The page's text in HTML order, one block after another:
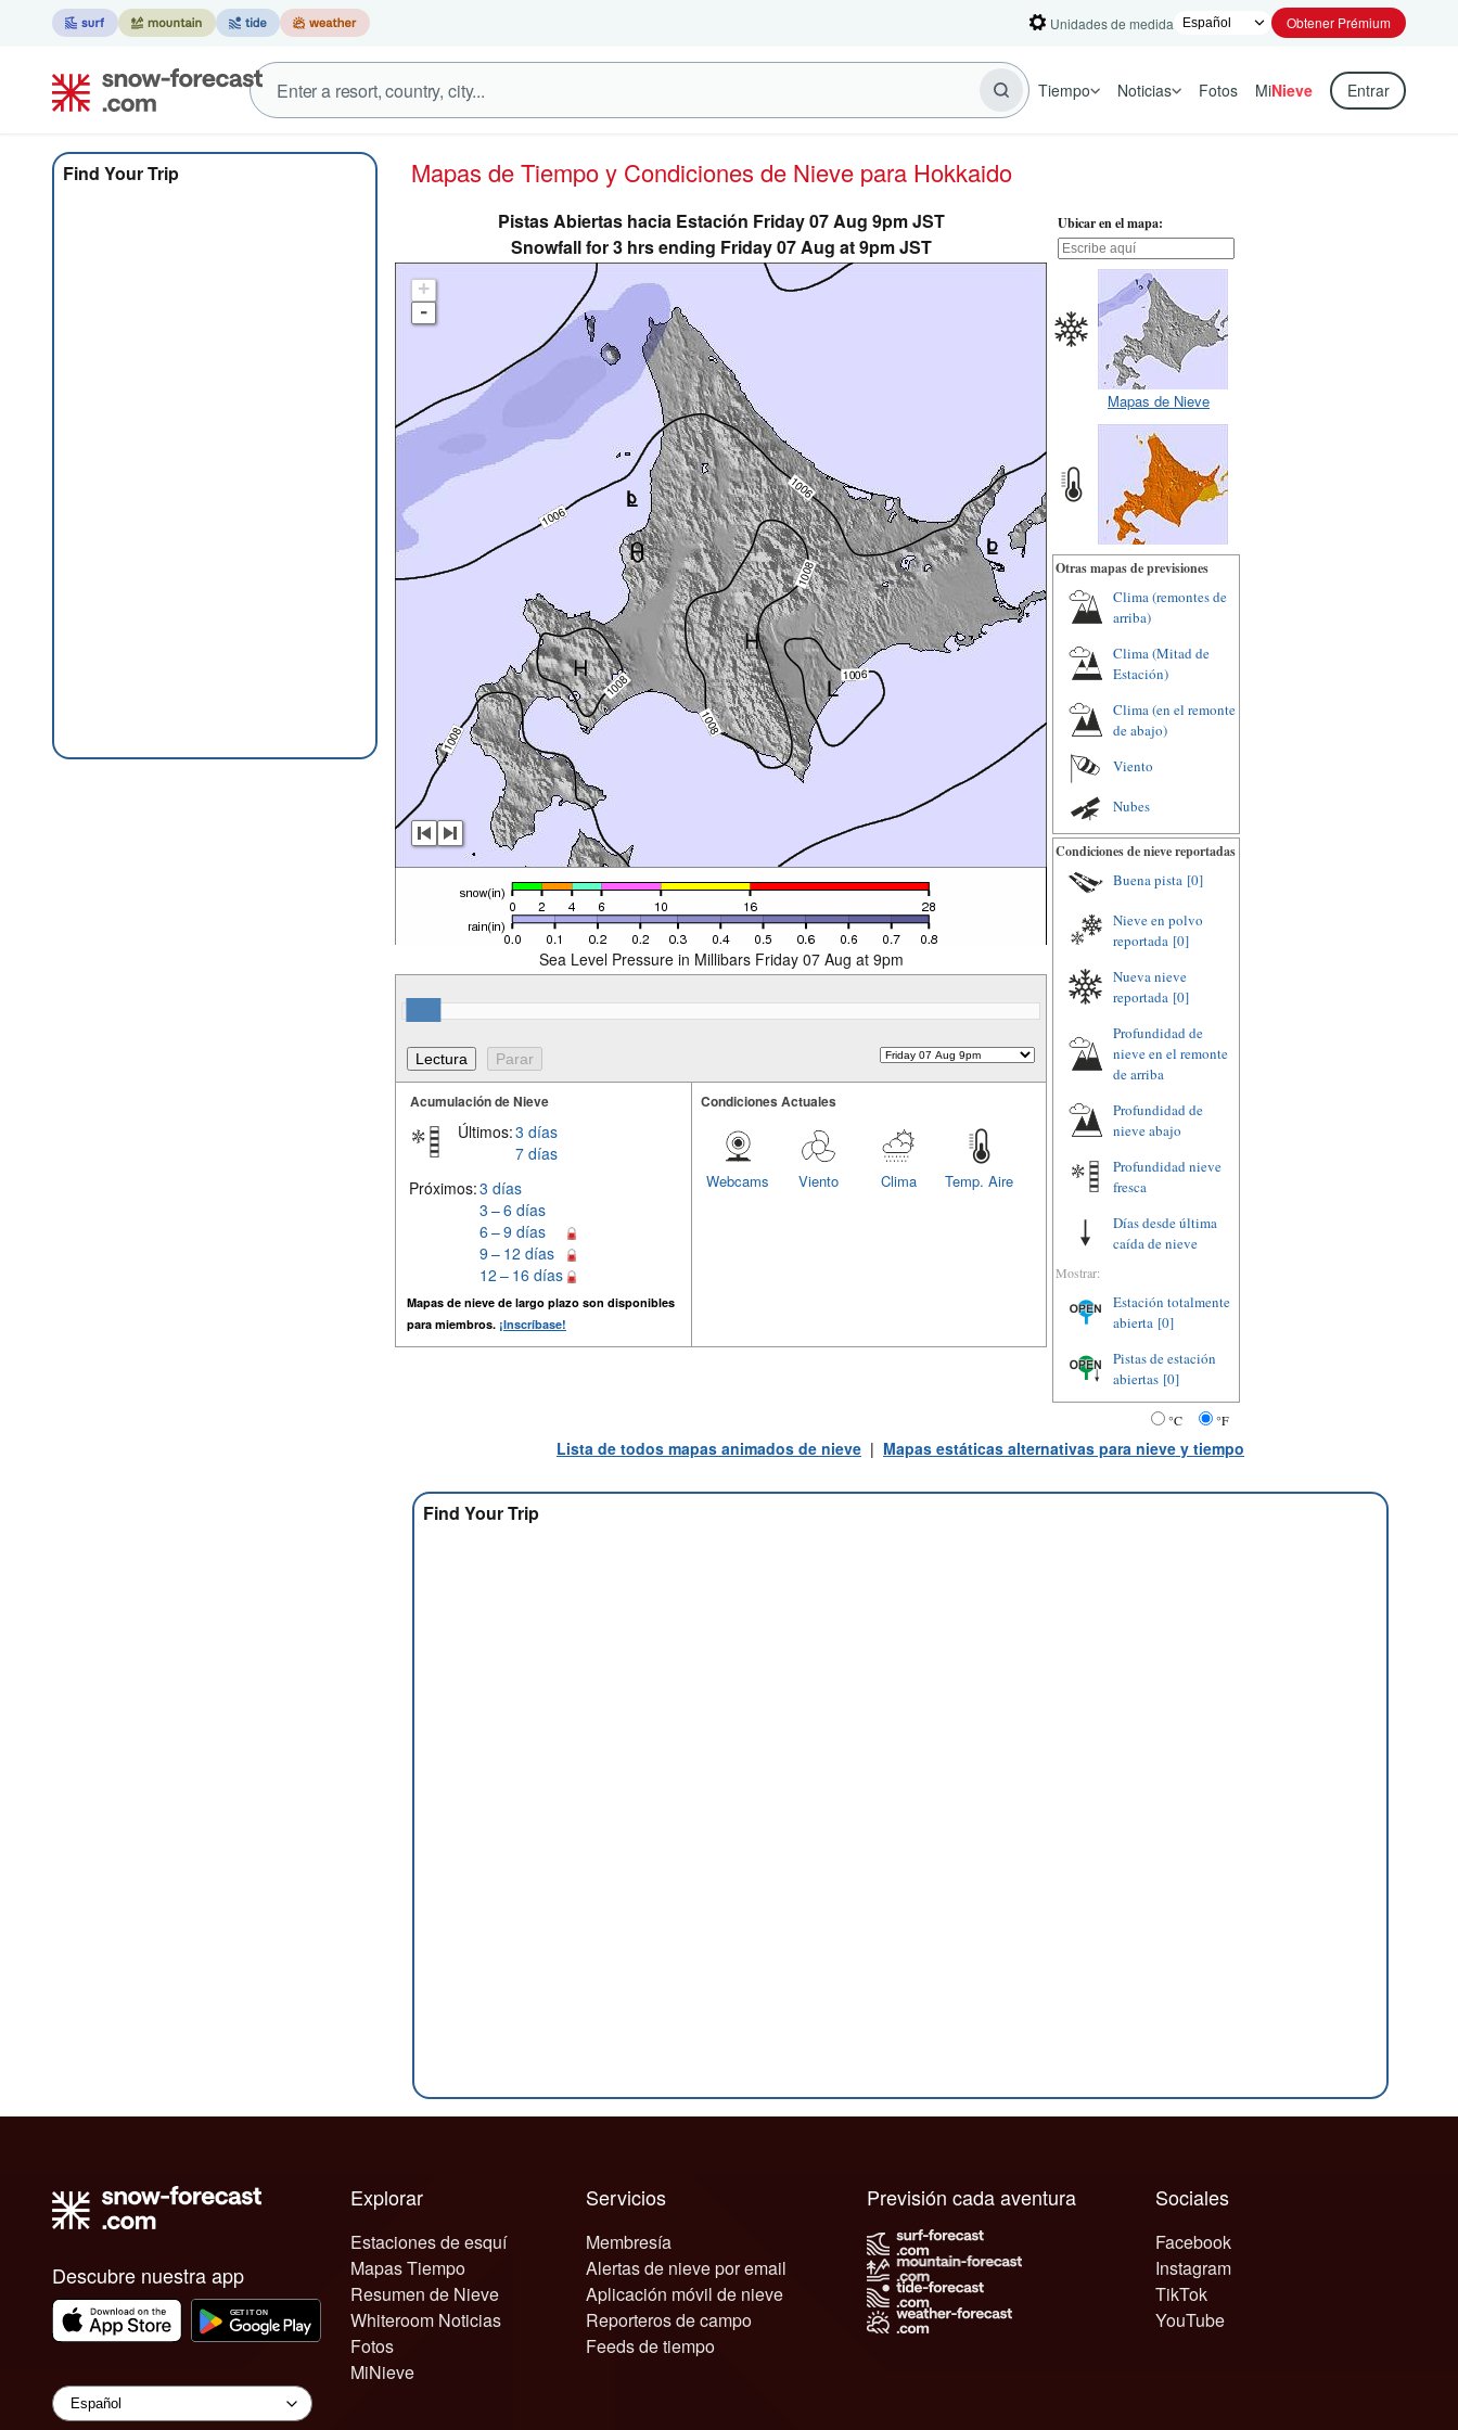
Unidades de medida Obtener Prémium
Tiempo Noticias Fotos MiNieve Entrar
Find Your Trip Mapas de Tiempo y Condiciones de Nieve para Hokkaido
Pistas Abiertas hacia Estación Friday 07 Aug 9pm JST
Snowfall for 3 hrs ending Friday 07 Aug at 9pm JST
+
-
Sea Level Pressure in Millibars Friday 07 Aug at 9pm
Acumulación de Nieve
Últimos:3 días
7 días
Próximos:3 días
3 – 6 días
6 – 9 días
9 – 12 días
12 – 16 días
Mapas de nieve de largo plazo son disponibles
para miembros. ¡Inscríbase!
Condiciones Actuales
Temp. Aire
Clima
Viento
Webcams
Ubicar en el mapa:
Mapas de Nieve
Otras mapas de previsiones
Clima (remontes de
arriba)
Clima (Mitad de
Estación)
Clima (en el remonte
de abajo)
Viento
Nubes
Condiciones de nieve reportadas
Buena pista [0]
Nieve en polvo
reportada [0]
Nueva nieve
reportada [0]
Profundidad de
nieve en el remonte
de arriba
Profundidad de
nieve abajo
Profundidad nieve
fresca
Días desde última
caída de nieve
Mostrar:
Estación totalmente
abierta [0]
Pistas de estación
abiertas [0]
°C °F
Lista de todos mapas animados de nieve | Mapas estáticas alternativas para nieve y tiempo
Find Your Trip
Descubre nuestra app
Explorar
Estaciones de esquí
Mapas Tiempo
Resumen de Nieve
Whiteroom Noticias
Fotos
MiNieve
Servicios
Membresía
Alertas de nieve por email
Aplicación móvil de nieve
Reporteros de campo
Feeds de tiempo
Sociales
Facebook
Instagram
TikTok
YouTube
Previsión cada aventura